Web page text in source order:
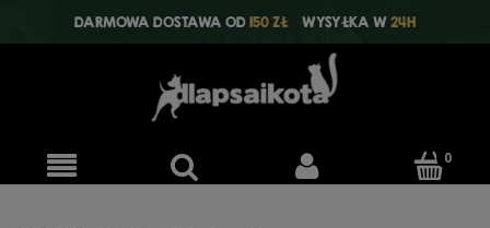
DARMOWA DOSTAWA OD150 ZŁ WYSYŁKA W24H